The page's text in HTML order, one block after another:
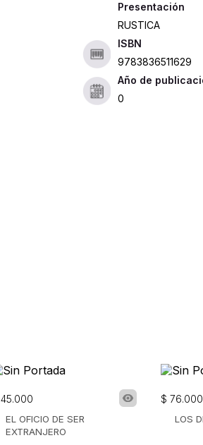
Presentación
RUSTICA
ISBN
9783836511629
Año de
0
45.000
EL OFICIO DE SER
EXTRANJERO
$ 76.000
LOS